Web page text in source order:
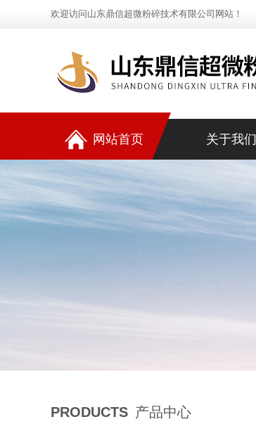
欢迎访问山东鼎信超微粉碎技术有限公司网站！
网站首页 关于我们
PRODUCTS 产品中心